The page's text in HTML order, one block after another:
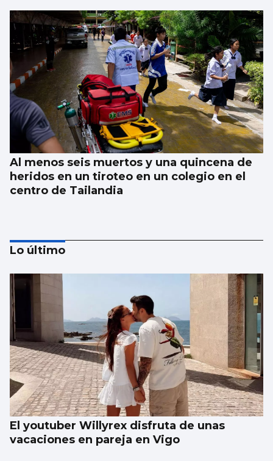
Al menos seis muertos y una quincena de
heridos en un tiroteo en un colegio en el
centro de Tailandia
Japón recuerda Hiroshima y reabre el
debate antinuclear
Lo último
El youtuber Willyrex disfruta de unas
vacaciones en pareja en Vigo